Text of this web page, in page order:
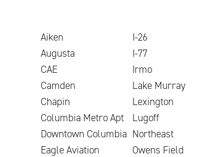
Aiken
I-26
Augusta
I-77
CAE
Irmo
Camden
Lake Murray
Chapin
Lexington
Columbia Metro Apt
Lugoff
Downtown Columbia Northeast
Eagle Aviation
Owens Field